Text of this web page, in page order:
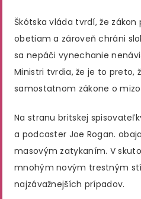
Škótska vláda tvrdí, že
obetiam a zároveň chráni
sa nepáči vynechanie
Ministri tvrdia, že je to preto,
samostatnom zákone o
Na stranu britskej
a podcaster Joe Rogan.
masovým zatykaním. V
mnohým novým trestným
najzávažnejších prípadov.